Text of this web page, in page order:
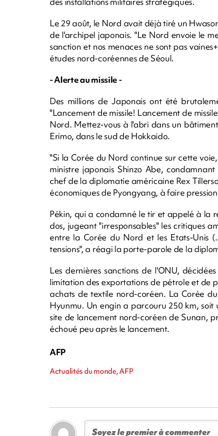
Le 29 août, le Nord avait déjà tiré un
de l'archipel japonais. "Le Nord envoie le
sanction et nos menaces ne sont pas
études nord-coréennes de Séoul.
- Alerte au missile -
Des millions de Japonais ont été
"Lancement de missile! Lancement de
Nord. Mettez-vous à l'abri dans un
Erimo, dans le sud de Hokkaido.
"Si la Corée du Nord continue sur cette
ministre japonais Shinzo Abe,
chef de la diplomatie américaine Rex
économiques de Pyongyang, à faire
Pékin, qui a condamné le tir et appelé à la
dos, jugeant "irresponsables" les critiques
entre la Corée du Nord et les Etats-Unis
tensions", a réagi la porte-parole de la
Les dernières sanctions de l'ONU,
limitation des exportations de pétrole et de
achats de textile nord-coréen. La Corée
Hyunmu. Un engin a parcouru 250 km,
site de lancement nord-coréen de Sunan,
échoué peu après le lancement.
AFP
Actualités du monde, AFP